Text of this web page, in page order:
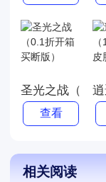
圣光之战（0.1
查看
相关阅读